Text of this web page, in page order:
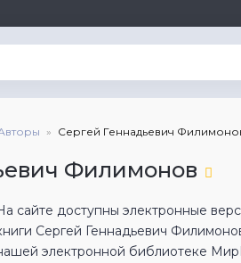
Сергей Геннадьевич
Филимонов
сайте доступны электронные
Сергей Геннадьевич
электронной библиотеке